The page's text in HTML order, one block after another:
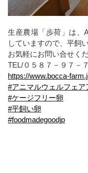
生産農場「歩荷」は、
していますので、平飼
お気軽にお問い合せくだ
TEL/０５８７－９７－
https://www.bocca-
#アニマルウェルフェ
#ケージフリー卵
#平飼い卵
#foodmadegoodjp